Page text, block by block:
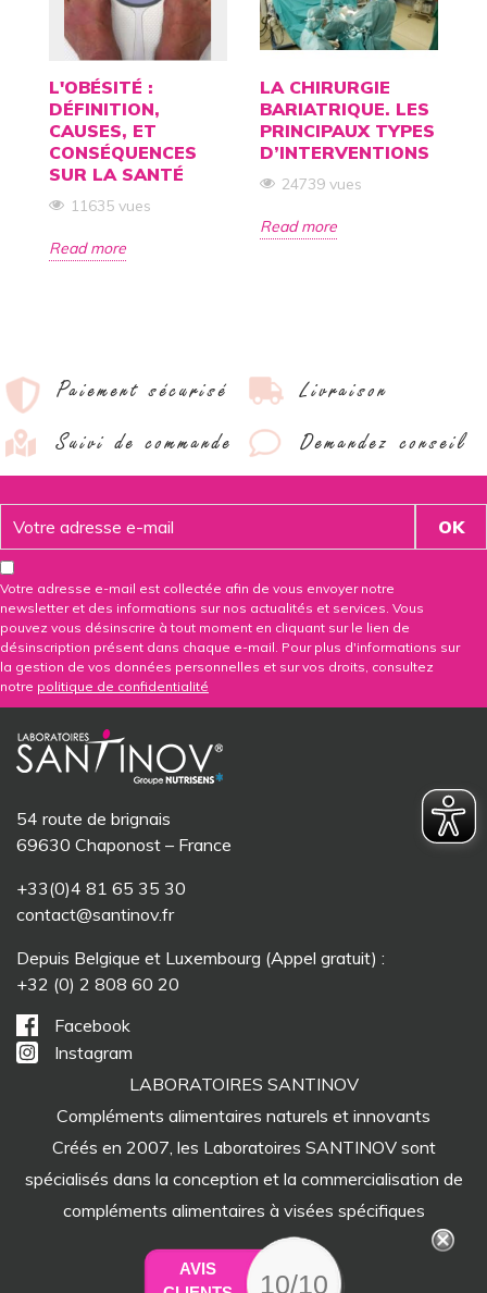
L'OBÉSITÉ :
DÉFINITION,
CAUSES, ET
CONSÉQUENCES
SUR LA SANTÉ
11635 vues
Read more
LA CHIRURGIE
BARIATRIQUE. LES
PRINCIPAUX TYPES
D’INTERVENTIONS
24739 vues
Read more
Paiement sécurisé
Livraison
Suivi de commande
Demandez conseil
Votre adresse e-mail est collectée afin de vous envoyer notre
newsletter et des informations sur nos actualités et services. Vous
pouvez vous désinscrire à tout moment en cliquant sur le lien de
désinscription présent dans chaque e-mail. Pour plus d'informations sur
la gestion de vos données personnelles et sur vos droits, consultez
notre politique de confidentialité
54 route de brignais
69630 Chaponost – France
+33(0)4 81 65 35 30
contact@santinov.fr
Depuis Belgique et Luxembourg (Appel gratuit) :
+32 (0) 2 808 60 20
Facebook
Instagram
LABORATOIRES SANTINOV
Compléments alimentaires naturels et innovants
Créés en 2007, les Laboratoires SANTINOV sont
spécialisés dans la conception et la commercialisation de
compléments alimentaires à visées spécifiques
AVIS
10/10